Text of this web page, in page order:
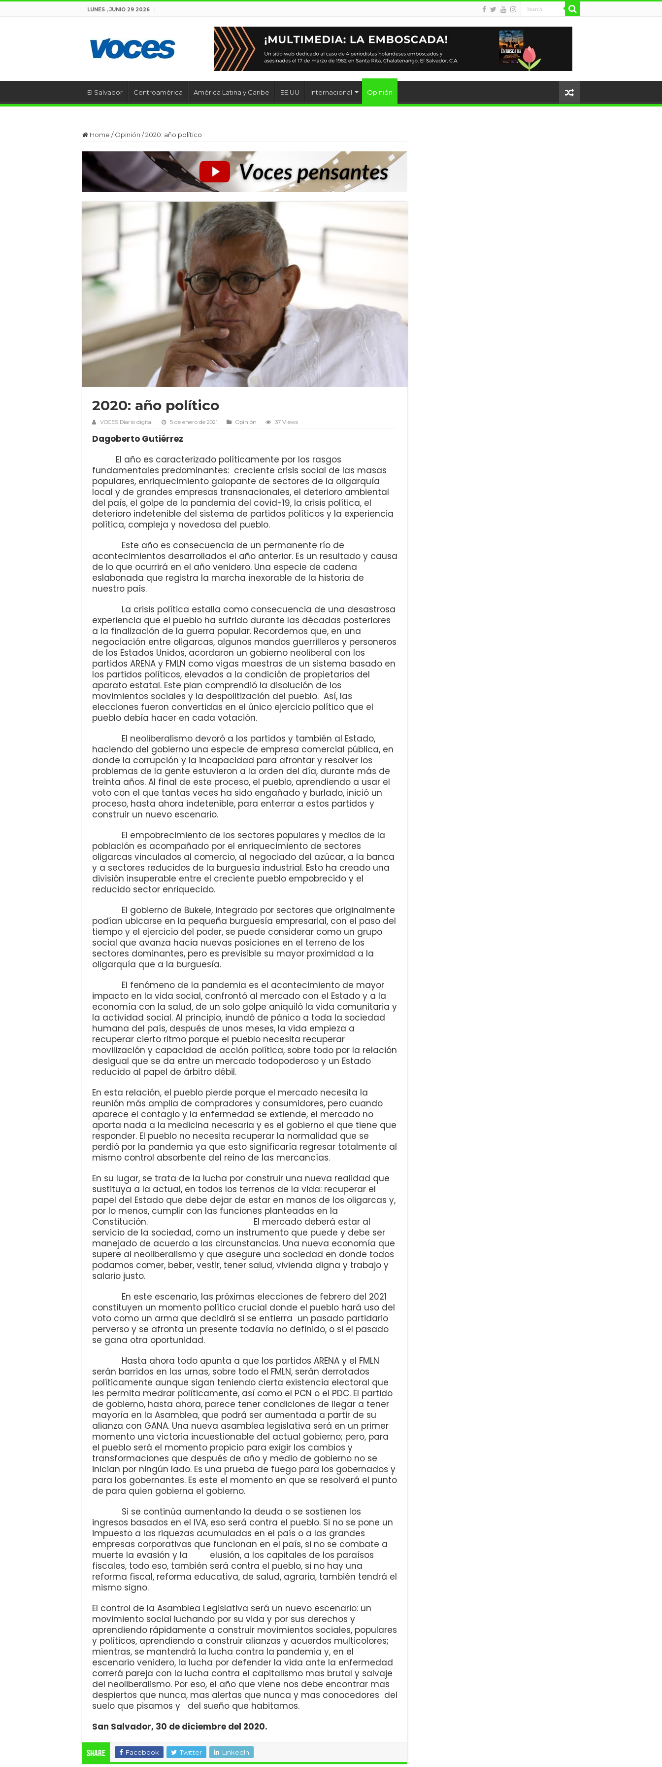
LUNES , JUNIO 29 2026
El Salvador Centroamérica América Latina y Caribe EE.UU Internacional Opinión
Home / Opinión /2020: año político
2020: año político
VOCES Diario digital 5 de enero de 2021 Opinión 37 Views
Dagoberto Gutiérrez
El año es caracterizado políticamente por los rasgos
fundamentales predominantes: creciente crisis social de las masas
populares, enriquecimiento galopante de sectores de la oligarquía
local y de grandes empresas transnacionales, el deterioro ambiental
del país, el golpe de la pandemia del covid-19, la crisis política, el
deterioro indetenible del sistema de partidos políticos y la experiencia
política, compleja y novedosa del pueblo.
Este año es consecuencia de un permanente río de
acontecimientos desarrollados el año anterior. Es un resultado y causa
de lo que ocurrirá en el año venidero. Una especie de cadena
eslabonada que registra la marcha inexorable de la historia de
nuestro país.
La crisis política estalla como consecuencia de una desastrosa
experiencia que el pueblo ha sufrido durante las décadas posteriores
a la finalización de la guerra popular. Recordemos que, en una
negociación entre oligarcas, algunos mandos guerrilleros y personeros
de los Estados Unidos, acordaron un gobierno neoliberal con los
partidos ARENA y FMLN como vigas maestras de un sistema basado en
los partidos políticos, elevados a la condición de propietarios del
aparato estatal. Este plan comprendió la disolución de los
movimientos sociales y la despolitización del pueblo. Así, las
elecciones fueron convertidas en el único ejercicio político que el
pueblo debía hacer en cada votación.
El neoliberalismo devoró a los partidos y también al Estado,
haciendo del gobierno una especie de empresa comercial pública, en
donde la corrupción y la incapacidad para afrontar y resolver los
problemas de la gente estuvieron a la orden del día, durante más de
treinta años. Al final de este proceso, el pueblo, aprendiendo a usar el
voto con el que tantas veces ha sido engañado y burlado, inició un
proceso, hasta ahora indetenible, para enterrar a estos partidos y
construir un nuevo escenario.
El empobrecimiento de los sectores populares y medios de la
población es acompañado por el enriquecimiento de sectores
oligarcas vinculados al comercio, al negociado del azúcar, a la banca
y a sectores reducidos de la burguesía industrial. Esto ha creado una
división insuperable entre el creciente pueblo empobrecido y el
reducido sector enriquecido.
El gobierno de Bukele, integrado por sectores que originalmente
podían ubicarse en la pequeña burguesía empresarial, con el paso del
tiempo y el ejercicio del poder, se puede considerar como un grupo
social que avanza hacia nuevas posiciones en el terreno de los
sectores dominantes, pero es previsible su mayor proximidad a la
oligarquía que a la burguesía.
El fenómeno de la pandemia es el acontecimiento de mayor
impacto en la vida social, confrontó al mercado con el Estado y a la
economía con la salud, de un solo golpe aniquiló la vida comunitaria y
la actividad social. Al principio, inundó de pánico a toda la sociedad
humana del país, después de unos meses, la vida empieza a
recuperar cierto ritmo porque el pueblo necesita recuperar
movilización y capacidad de acción política, sobre todo por la relación
desigual que se da entre un mercado todopoderoso y un Estado
reducido al papel de árbitro débil.
En esta relación, el pueblo pierde porque el mercado necesita la
reunión más amplia de compradores y consumidores, pero cuando
aparece el contagio y la enfermedad se extiende, el mercado no
aporta nada a la medicina necesaria y es el gobierno el que tiene que
responder. El pueblo no necesita recuperar la normalidad que se
perdió por la pandemia ya que esto significaría regresar totalmente al
mismo control absorbente del reino de las mercancías.
En su lugar, se trata de la lucha por construir una nueva realidad que
sustituya a la actual, en todos los terrenos de la vida: recuperar el
papel del Estado que debe dejar de estar en manos de los oligarcas y,
por lo menos, cumplir con las funciones planteadas en la
Constitución. El mercado deberá estar al
servicio de la sociedad, como un instrumento que puede y debe ser
manejado de acuerdo a las circunstancias. Una nueva economía que
supere al neoliberalismo y que asegure una sociedad en donde todos
podamos comer, beber, vestir, tener salud, vivienda digna y trabajo y
salario justo.
En este escenario, las próximas elecciones de febrero del 2021
constituyen un momento político crucial donde el pueblo hará uso del
voto como un arma que decidirá si se entierra un pasado partidario
perverso y se afronta un presente todavía no definido, o si el pasado
se gana otra oportunidad.
Hasta ahora todo apunta a que los partidos ARENA y el FMLN
serán barridos en las urnas, sobre todo el FMLN, serán derrotados
políticamente aunque sigan teniendo cierta existencia electoral que
les permita medrar políticamente, así como el PCN o el PDC. El partido
de gobierno, hasta ahora, parece tener condiciones de llegar a tener
mayoría en la Asamblea, que podrá ser aumentada a partir de su
alianza con GANA. Una nueva asamblea legislativa será en un primer
momento una victoria incuestionable del actual gobierno; pero, para
el pueblo será el momento propicio para exigir los cambios y
transformaciones que después de año y medio de gobierno no se
inician por ningún lado. Es una prueba de fuego para los gobernados y
para los gobernantes. Es este el momento en que se resolverá el punto
de para quien gobierna el gobierno.
Si se continúa aumentando la deuda o se sostienen los
ingresos basados en el IVA, eso será contra el pueblo. Si no se pone un
impuesto a las riquezas acumuladas en el país o a las grandes
empresas corporativas que funcionan en el país, si no se combate a
muerte la evasión y la elusión, a los capitales de los paraísos
fiscales, todo eso, también será contra el pueblo, si no hay una
reforma fiscal, reforma educativa, de salud, agraria, también tendrá el
mismo signo.
El control de la Asamblea Legislativa será un nuevo escenario: un
movimiento social luchando por su vida y por sus derechos y
aprendiendo rápidamente a construir movimientos sociales, populares
y políticos, aprendiendo a construir alianzas y acuerdos multicolores;
mientras, se mantendrá la lucha contra la pandemia y, en el
escenario venidero, la lucha por defender la vida ante la enfermedad
correrá pareja con la lucha contra el capitalismo mas brutal y salvaje
del neoliberalismo. Por eso, el año que viene nos debe encontrar mas
despiertos que nunca, mas alertas que nunca y mas conocedores del
suelo que pisamos y del sueño que habitamos.
San Salvador, 30 de diciembre del 2020.
Share Facebook Twitter LinkedIn